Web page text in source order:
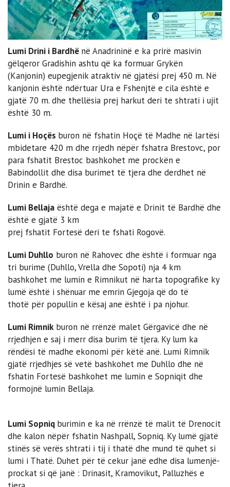
Lumi Drini i Bardhë në Anadrininë e ka prirë masivin
gëlqeror Gradishin ashtu që ka formuar Grykën
(Kanjonin) eupegjenik atraktiv në gjatësi prej 450 m. Në
kanjonin është ndërtuar Ura e Fshenjtë e cila është e
gjatë 70 m. dhe thellësia prej harkut deri te shtrati i ujit
është 30 m.
Lumi i Hoçës buron në fshatin Hoçë të Madhe në lartësi
mbidetare 420 m dhe rrjedh nëpër fshatra Brestovc, por
para fshatit Brestoc bashkohet me prockën e
Babindollit dhe disa burimet të tjera dhe derdhet në
Drinin e Bardhë.
Lumi Bellaja është dega e majatë e Drinit të Bardhë dhe
është e gjatë 3 km
prej fshatit Fortesë deri te fshati Rogovë.
Lumi Duhllo buron në Rahovec dhe është i formuar nga
tri burime (Duhllo, Vrella dhe Sopoti) nja 4 km
bashkohet me lumin e Rimnikut në harta topografike ky
lumë është i shënuar me emrin Gjegoja që do të
thotë për popullin e kësaj ane është i pa njohur.
Lumi Rimnikburon në rrënzë malet Gërgavicë dhe në
rrjedhjen e saj i merr disa burim të tjera. Ky lum ka
rëndësi të madhe ekonomi për këtë anë. Lumi Rimnik
gjatë rrjedhjes së vetë bashkohet me Duhllo dhe në
fshatin Fortesë bashkohet me lumin e Sopniqit dhe
formojnë lumin Bellaja.
Lumi Sopniq burimin e ka në rrënzë të malit të Drenocit
dhe kalon nëpër fshatin Nashpall, Sopniq. Ky lumë gjatë
stinës së verës shtrati i tij i thatë dhe mund të quhet si
lumi i Thatë. Duhet për të cekur janë edhe disa lumenjë-
prockat si që janë : Drinasit, Kramovikut, Palluzhës e